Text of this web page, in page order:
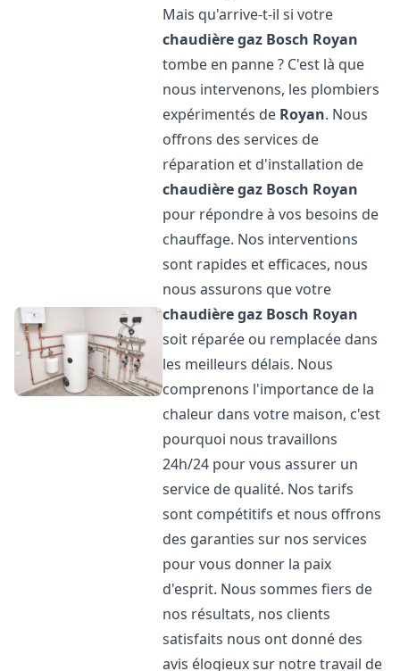
Mais qu'arrive-t-il si votre
chaudière gaz Bosch Royan
tombe en panne ? C'est là que
nous intervenons, les plombiers
expérimentés de Royan. Nous
offrons des services de
réparation et d'installation de
chaudière gaz Bosch Royan
pour répondre à vos besoins de
chauffage. Nos interventions
sont rapides et efficaces, nous
nous assurons que votre
chaudière gaz Bosch Royan
soit réparée ou remplacée dans
les meilleurs délais. Nous
comprenons l'importance de la
chaleur dans votre maison, c'est
pourquoi nous travaillons
24h/24 pour vous assurer un
service de qualité. Nos tarifs
sont compétitifs et nous offrons
des garanties sur nos services
pour vous donner la paix
d'esprit. Nous sommes fiers de
nos résultats, nos clients
satisfaits nous ont donné des
avis élogieux sur notre travail de